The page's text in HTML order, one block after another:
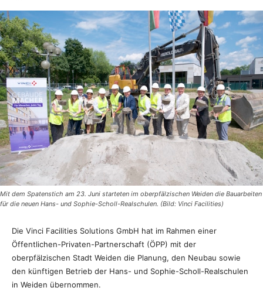
Mit dem Spatenstich am 23. Juni starteten im oberpfälzischen Weiden die Bauarbeiten
für die neuen Hans- und Sophie-Scholl-Realschulen. (Bild: Vinci Facilities)
Die Vinci Facilities Solutions GmbH hat im Rahmen einer
Öffentlichen-Privaten-Partnerschaft (ÖPP) mit der
oberpfälzischen Stadt Weiden die Planung, den Neubau sowie
den künftigen Betrieb der Hans- und Sophie-Scholl-Realschulen
in Weiden übernommen.